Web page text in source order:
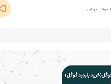
جواد میرزایی